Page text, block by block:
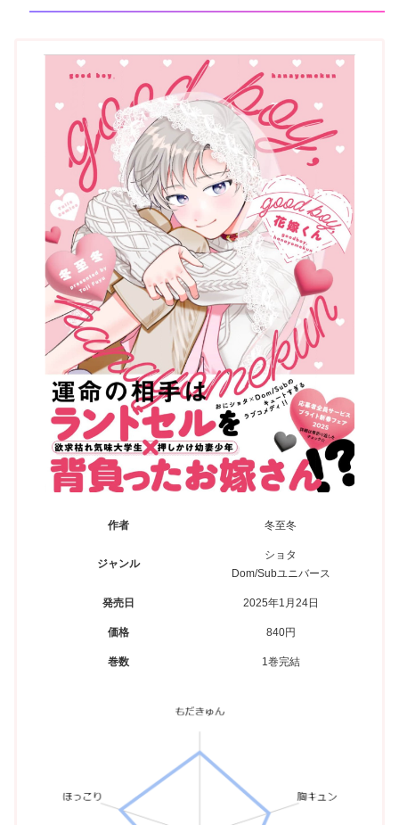
作者 冬至冬
ジャンル
ショタ
Dom/Subユニバース
発売日 2025年1月24日
価格 840円
巻数 1巻完結